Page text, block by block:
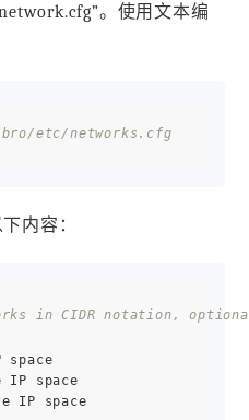
。使用文本编
bro/etc/networks.cfg
内容：
in CIDR notation,
space
IP space